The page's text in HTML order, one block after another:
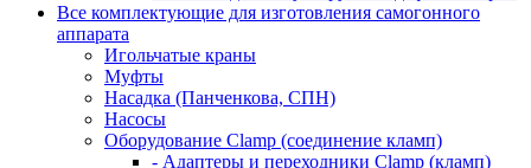
Все комплектующие для изготовления самогонного
аппарата
Игольчатые краны
Муфты
Насадка (Панченкова, СПН)
Насосы
Оборудование Clamp (соединение кламп)
- Адаптеры и переходники Clamp (кламп)